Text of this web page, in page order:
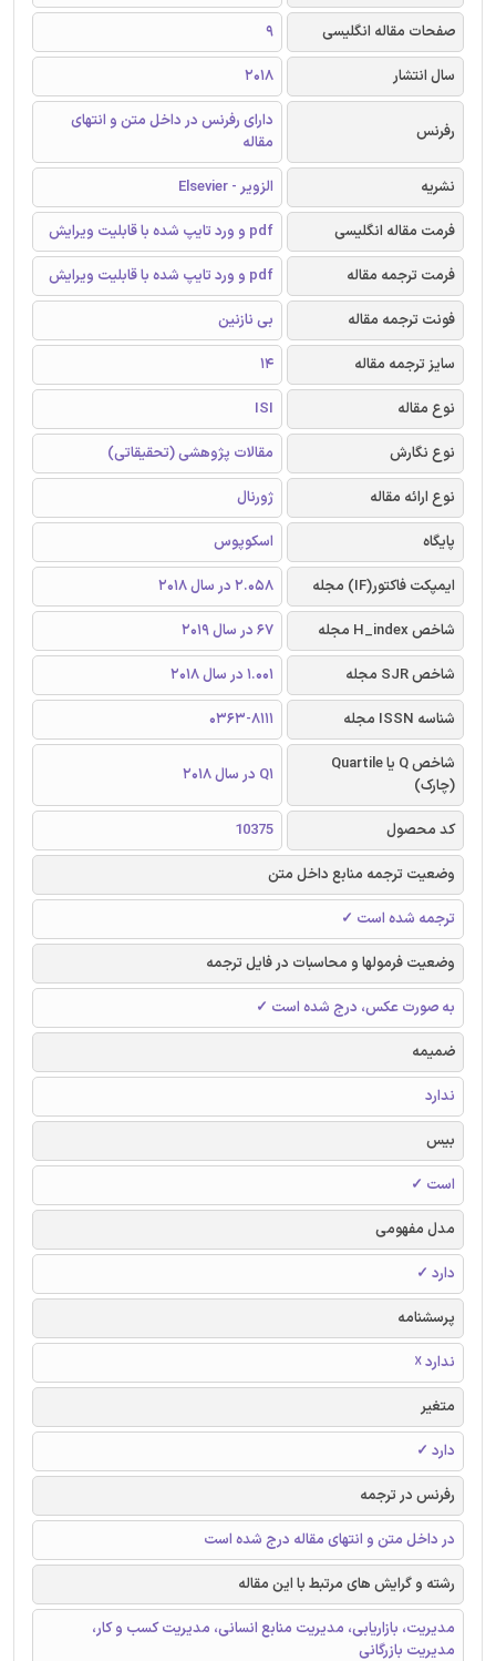
صفحات مقاله انگلیسی
9
سال انتشار
2018
رفرنس
دارای رفرنس در داخل متن و انتهای
مقاله
نشریه
الزویر - Elsevier
فرمت مقاله انگلیسی
pdf و ورد تایپ شده با قابلیت ویرایش
فرمت ترجمه مقاله
pdf و ورد تایپ شده با قابلیت ویرایش
فونت ترجمه مقاله
بی نازنین
سایز ترجمه مقاله
14
نوع مقاله
ISI
نوع نگارش
مقالات پژوهشی (تحقیقاتی)
نوع ارائه مقاله
ژورنال
پایگاه
اسکوپوس
ایمپکت فاکتور(IF) مجله
2.058 در سال 2018
شاخص H_index مجله
67 در سال 2019
شاخص SJR مجله
1.001 در سال 2018
شناسه ISSN مجله
0363-8111
شاخص Q یا Quartile
(چارک)
Q1 در سال 2018
کد محصول
10375
وضعیت ترجمه منابع داخل متن
ترجمه شده است ✓
وضعیت فرمولها و محاسبات در فایل ترجمه
به صورت عکس، درج شده است ✓
ضمیمه
ندارد
بیس
است ✓
مدل مفهومی
دارد ✓
پرسشنامه
ندارد ☓
متغیر
دارد ✓
رفرنس در ترجمه
در داخل متن و انتهای مقاله درج شده است
رشته و گرایش های مرتبط با این مقاله
مدیریت، بازاریابی، مدیریت منابع انسانی، مدیریت کسب و کار،
مدیریت بازرگانی